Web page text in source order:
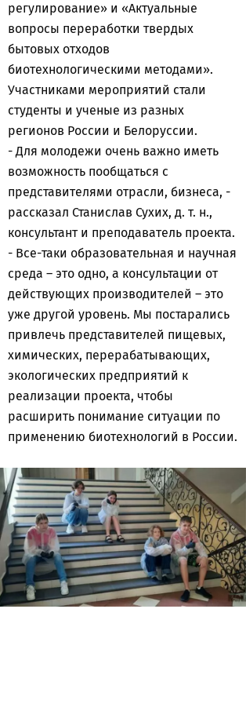
регулирование» и «Актуальные
вопросы переработки твердых
бытовых отходов
биотехнологическими методами».
Участниками мероприятий стали
студенты и ученые из разных
регионов России и Белоруссии.
- Для молодежи очень важно иметь
возможность пообщаться с
представителями отрасли, бизнеса, -
рассказал Станислав Сухих, д. т. н.,
консультант и преподаватель проекта.
- Все-таки образовательная и научная
среда – это одно, а консультации от
действующих производителей – это
уже другой уровень. Мы постарались
привлечь представителей пищевых,
химических, перерабатывающих,
экологических предприятий к
реализации проекта, чтобы
расширить понимание ситуации по
применению биотехнологий в России.